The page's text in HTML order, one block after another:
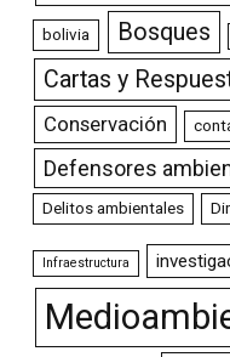
bolivia Bosques
Cartas y
Conservación
Defensores
Delitos ambientales
Infraestructura